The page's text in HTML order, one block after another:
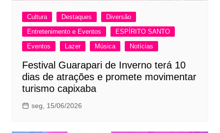
Cultura Destaques
Diversão
Entretenimento e Eventos
ESPÍRITO SANTO
Eventos
Lazer Música Notícias
Festival Guarapari de Inverno terá 10
dias de atrações e promete movimentar
turismo capixaba
seg, 15/06/2026